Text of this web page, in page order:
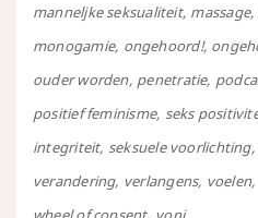
manneljke seksualiteit massage
monogamie ongehoord!
ouder worden penetratie
positief feminisme seks
integriteit seksuele voorlichting
verandering verlangens voelen